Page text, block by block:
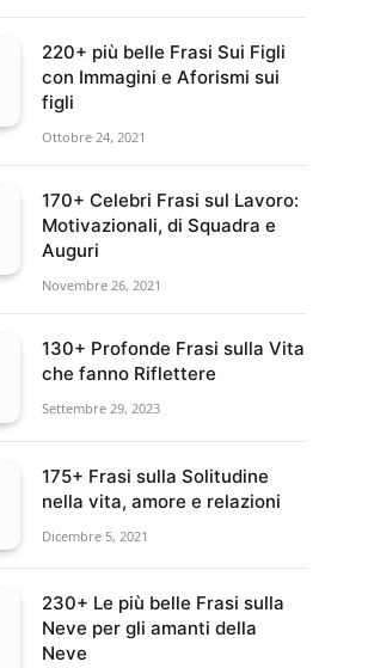
220+ più belle Frasi Sui Figli
con Immagini e Aforismi sui
figli
Ottobre 24, 2021
170+ Celebri Frasi sul Lavoro:
Motivazionali, di Squadra e
Auguri
Novembre 26, 2021
130+ Profonde Frasi sulla Vita
che fanno Riflettere
Settembre 29, 2023
175+ Frasi sulla Solitudine
nella vita, amore e relazioni
Dicembre 5, 2021
230+ Le più belle Frasi sulla
Neve per gli amanti della
Neve